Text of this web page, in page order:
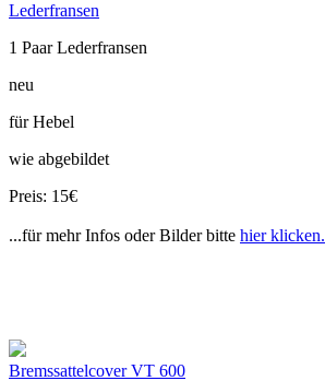
Lederfransen
1 Paar Lederfransen
neu
für Hebel
wie abgebildet
Preis: 15€
...für mehr Infos oder Bilder bitte hier klicken.
Bremssattelcover VT 600